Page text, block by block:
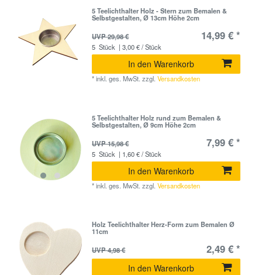
5 Teelichthalter Holz - Stern zum Bemalen &
Selbstgestalten, Ø 13cm Höhe 2cm
UVP 29,98 €
14,99 € *
5 Stück | 3,00 € / Stück
In den Warenkorb
*inkl. ges. MwSt. zzgl.Versandkosten
5 Teelichthalter Holz rund zum Bemalen &
Selbstgestalten, Ø 9cm Höhe 2cm
UVP 15,98 €
7,99 € *
5 Stück | 1,60 € / Stück
In den Warenkorb
*inkl. ges. MwSt. zzgl.Versandkosten
Holz Teelichthalter Herz-Form zum Bemalen Ø
11cm
UVP 4,98 €
2,49 € *
In den Warenkorb